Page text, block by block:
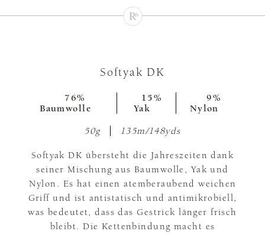
Softyak DK
76%
Baumwolle
15%
Yak
9%
Nylon
50g 135m/148yds
Softyak DK übersteht die Jahreszeiten dank
seiner Mischung aus Baumwolle, Yak und
Nylon. Es hat einen atemberaubend weichen
Griff und ist antistatisch und antimikrobiell,
was bedeutet, dass das Gestrick länger frisch
bleibt. Die Kettenbindung macht es